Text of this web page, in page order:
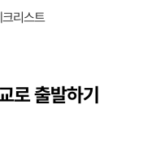
크리스트
로 출발하기